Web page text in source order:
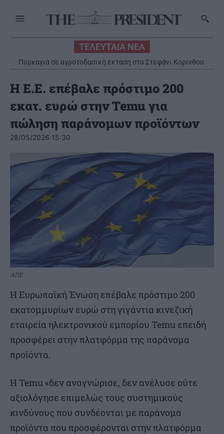
ΤΕΛΕΥΤΑΙΑ ΝΕΑ
Πυρκαγιά σε αγροτοδασική έκταση στο Στεφάνι Κορίνθου.
Εστάλη 112
Η Ε.Ε. επέβαλε πρόστιμο 200
εκατ. ευρώ στην Temu για
πώληση παράνομων προϊόντων
28/05/2026 15:30
ΑΠΕ
Η Ευρωπαϊκή Ένωση επέβαλε πρόστιμο 200
εκατομμυρίων ευρώ στη γιγάντια κινεζική
εταιρεία ηλεκτρονικού εμπορίου Temu επειδή
προσφέρει στην πλατφόρμα της παράνομα
προϊόντα.
Η Temu «δεν αναγνώρισε, δεν ανέλυσε ούτε
αξιολόγησε επιμελώς τους συστημικούς
κινδύνους που συνδέονται με παράνομα
προϊόντα που προσφέρονται στην πλατφόρμα